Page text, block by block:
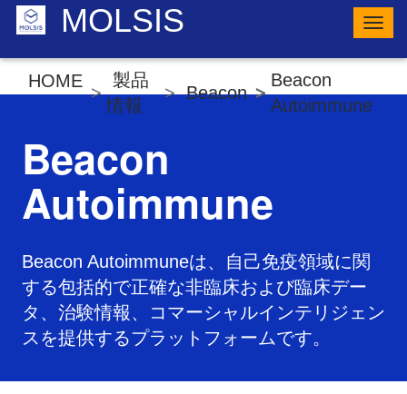
MOLSIS
ナ
ビ
HOME
製品
情報
Beacon
Beacon
Autoimmune
Beacon
Autoimmune
Beacon Autoimmuneは、自己免疫領域に関
する包括的で正確な非臨床および臨床デー
タ、治験情報、コマーシャルインテリジェン
スを提供するプラットフォームです。